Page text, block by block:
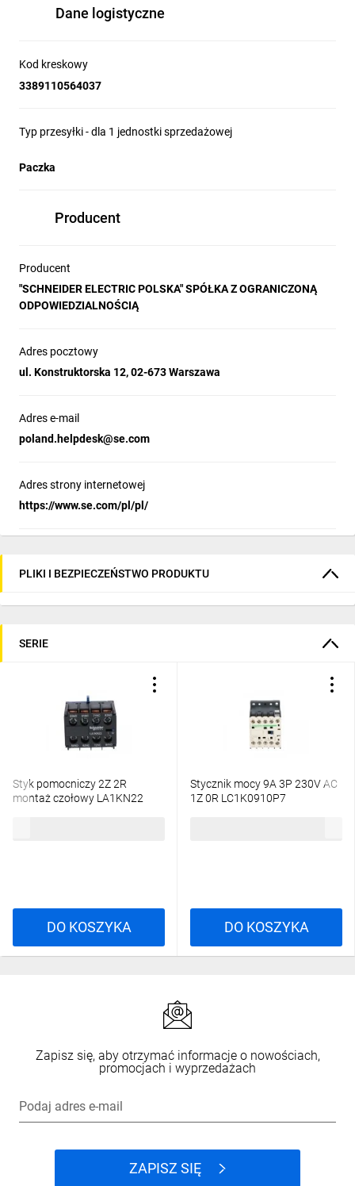
Dane logistyczne
Kod kreskowy
3389110564037
Typ przesyłki - dla 1 jednostki sprzedażowej
Paczka
Producent
Producent
"SCHNEIDER ELECTRIC POLSKA" SPÓŁKA Z OGRANICZONĄ
ODPOWIEDZIALNOŚCIĄ
Adres pocztowy
ul. Konstruktorska 12, 02-673 Warszawa
Adres e-mail
poland.helpdesk@se.com
Adres strony internetowej
https://www.se.com/pl/pl/
PLIKI I BEZPIECZEŃSTWO PRODUKTU
SERIE
Styk pomocniczy 2Z 2R
montaż czołowy LA1KN22
DO KOSZYKA
Stycznik mocy 9A 3P 230V AC
1Z 0R LC1K0910P7
DO KOSZYKA
Zapisz się, aby otrzymać informacje o nowościach,
promocjach i wyprzedażach
Podaj adres e-mail
ZAPISZ SIĘ